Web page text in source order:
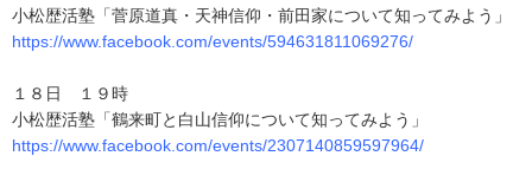
小松歴活塾「菅原道真・天神信仰・前田家について知ってみよう」
https://www.facebook.com/events/594631811069276/
１８日 １９時
小松歴活塾「鶴来町と白山信仰について知ってみよう」
https://www.facebook.com/events/2307140859597964/